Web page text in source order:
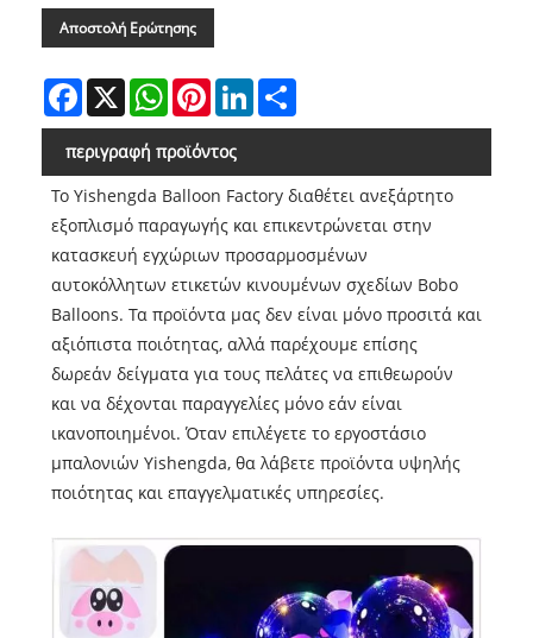
Αποστολή Ερώτησης
Facebook
X WhatsAppPinterestLinkedIn
περιγραφή προϊόντος
Το Yishengda Balloon Factory διαθέτει ανεξάρτητο
εξοπλισμό παραγωγής και επικεντρώνεται στην
κατασκευή εγχώριων προσαρμοσμένων
αυτοκόλλητων ετικετών κινουμένων σχεδίων Bobo
Balloons. Τα προϊόντα μας δεν είναι μόνο προσιτά και
αξιόπιστα ποιότητας, αλλά παρέχουμε επίσης
δωρεάν δείγματα για τους πελάτες να επιθεωρούν
και να δέχονται παραγγελίες μόνο εάν είναι
ικανοποιημένοι. Όταν επιλέγετε το εργοστάσιο
μπαλονιών Yishengda, θα λάβετε προϊόντα υψηλής
ποιότητας και επαγγελματικές υπηρεσίες.